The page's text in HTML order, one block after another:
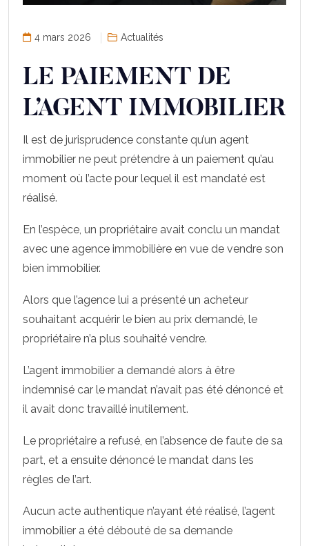
4 mars 2026 Actualités
LE PAIEMENT DE
L’AGENT IMMOBILIER
Il est de jurisprudence constante qu’un agent
immobilier ne peut prétendre à un paiement qu’au
moment où l’acte pour lequel il est mandaté est
réalisé.
En l’espèce, un propriétaire avait conclu un mandat
avec une agence immobilière en vue de vendre son
bien immobilier.
Alors que l’agence lui a présenté un acheteur
souhaitant acquérir le bien au prix demandé, le
propriétaire n’a plus souhaité vendre.
L’agent immobilier a demandé alors à être
indemnisé car le mandat n’avait pas été dénoncé et
il avait donc travaillé inutilement.
Le propriétaire a refusé, en l’absence de faute de sa
part, et a ensuite dénoncé le mandat dans les
règles de l’art.
Aucun acte authentique n’ayant été réalisé, l’agent
immobilier a été débouté de sa demande